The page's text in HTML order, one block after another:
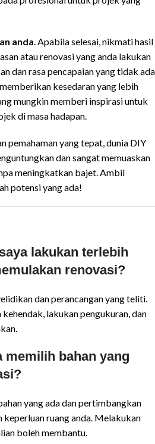
anda . Apabila selesai, nikmati hasil
atau renovasi yang anda lakukan
dan rasa pencapaian yang tidak ada
kesedaran yang lebih
mungkin memberi inspirasi untuk
di masa hadapan.
pemahaman yang tepat, dunia DIY
dan sangat memuaskan
meningkatkan bajet. Ambil
potensi yang ada!
lakukan terlebih
renovasi?
dan perancangan yang teliti.
lakukan pengukuran, dan
memilih bahan yang
yang ada dan pertimbangkan
keperluan ruang anda. Melakukan
boleh membantu.